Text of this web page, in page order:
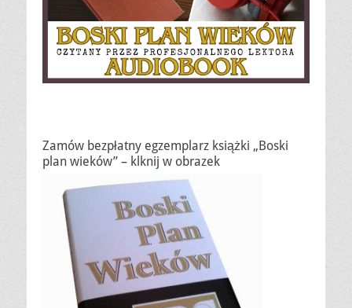
Zamów bezpłatny egzemplarz książki „Boski
plan wieków” – klknij w obrazek